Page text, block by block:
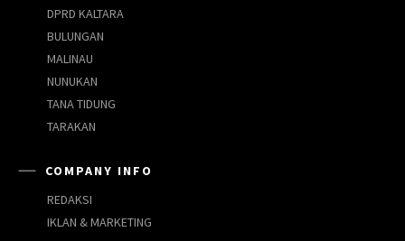
DPRD KALTARA
BULUNGAN
MALINAU
NUNUKAN
TANA TIDUNG
TARAKAN
COMPANY INFO
REDAKSI
IKLAN & MARKETING